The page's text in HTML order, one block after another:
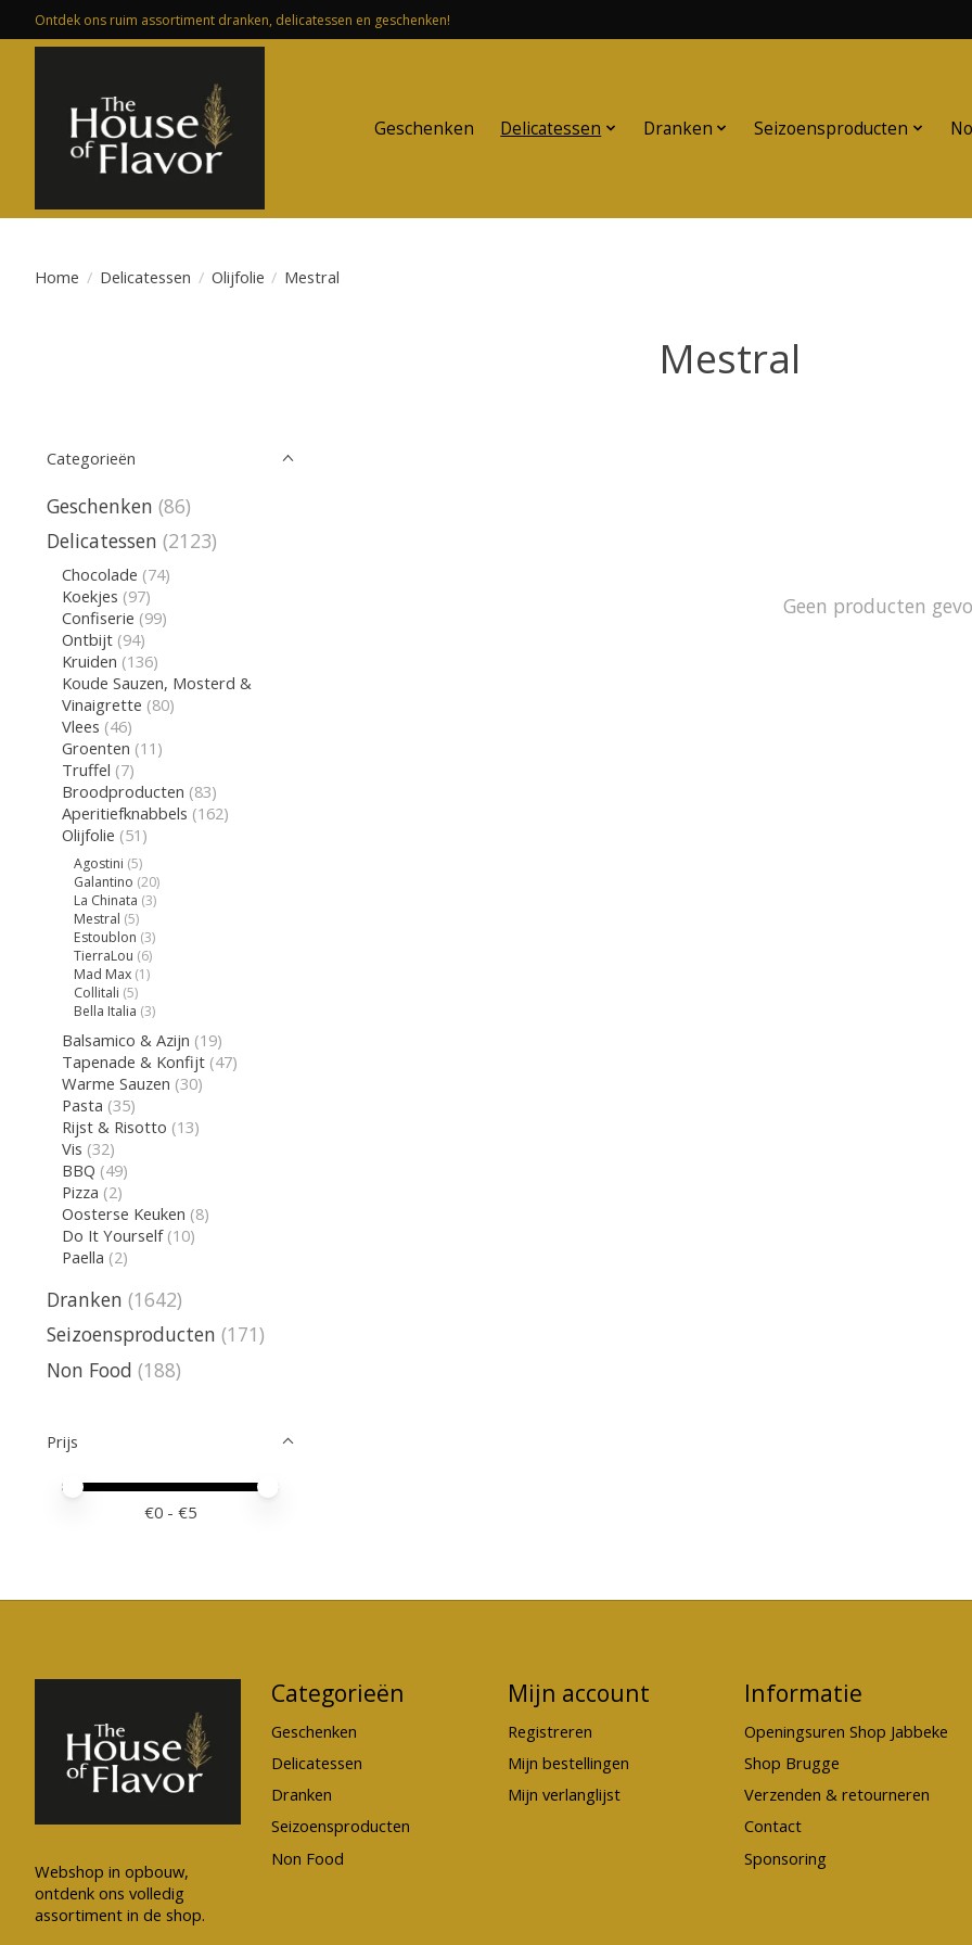
Ontdek ons ruim assortiment dranken, delicatessen en geschenken!
Geschenken Delicatessen Dranken Seizoensproducten
Home / Delicatessen / Olijfolie / Mestral
Mestral
Categorieën
Geschenken (86)
Delicatessen (2123)
Chocolade (74)
Koekjes (97)
Confiserie (99)
Ontbijt (94)
Kruiden (136)
Koude Sauzen, Mosterd &
Vinaigrette (80)
Vlees (46)
Groenten (11)
Truffel (7)
Broodproducten (83)
Aperitiefknabbels (162)
Olijfolie (51)
Agostini (5)
Galantino (20)
La Chinata (3)
Mestral (5)
Estoublon (3)
TierraLou (6)
Mad Max (1)
Collitali (5)
Bella Italia (3)
Balsamico & Azijn (19)
Tapenade & Konfijt (47)
Warme Sauzen (30)
Pasta (35)
Rijst & Risotto (13)
Vis (32)
BBQ (49)
Pizza (2)
Oosterse Keuken (8)
Do It Yourself (10)
Paella (2)
Dranken (1642)
Seizoensproducten (171)
Non Food (188)
Prijs
Minimale prijswaarde
Price maximum value
€0 - €5
Geen producten
Webshop in opbouw,
ontdenk ons volledig
assortiment in de shop.
Categorieën
Geschenken
Delicatessen
Dranken
Seizoensproducten
Non Food
Mijn account
Registreren
Mijn bestellingen
Mijn verlanglijst
Informatie
Openingsuren Shop Jabbeke
Shop Brugge
Verzenden & retourneren
Contact
Sponsoring